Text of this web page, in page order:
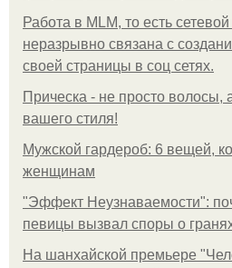
Работа в MLM, то есть
неразрывно связана с
своей страницы в соц сетях.
Прическа - не просто
вашего стиля!
Мужской гардероб: 6 вещей,
женщинам
"Эффект Неузнаваемости":
певицы вызвал споры о
На шанхайской премьере